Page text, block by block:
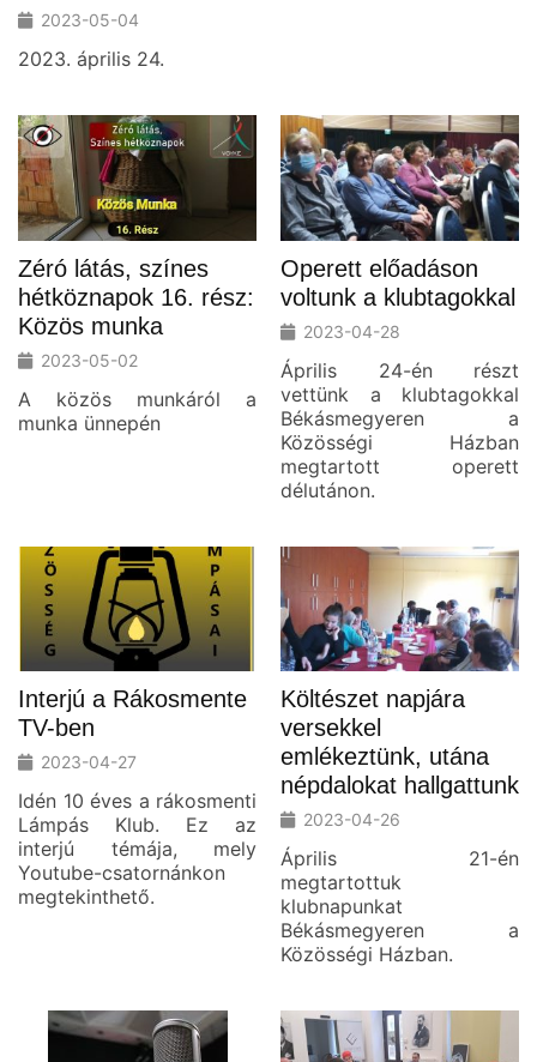
2023-05-04
2023. április 24.
Zéró látás, színes
hétköznapok 16. rész:
Közös munka
2023-05-02
A közös munkáról a
munka ünnepén
Operett előadáson
voltunk a klubtagokkal
2023-04-28
Április 24-én részt
vettünk a klubtagokkal
Békásmegyeren a
Közösségi Házban
megtartott operett
délutánon.
Interjú a Rákosmente
TV-ben
2023-04-27
Idén 10 éves a rákosmenti
Lámpás Klub. Ez az
interjú témája, mely
Youtube-csatornánkon
megtekinthető.
Költészet napjára
versekkel
emlékeztünk, utána
népdalokat hallgattunk
2023-04-26
Április 21-én
megtartottuk
klubnapunkat
Békásmegyeren a
Közösségi Házban.